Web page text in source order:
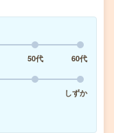
50代
60代
しずか